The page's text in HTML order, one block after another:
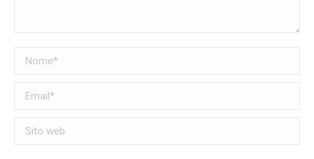
Nome *
Email *
Sito web